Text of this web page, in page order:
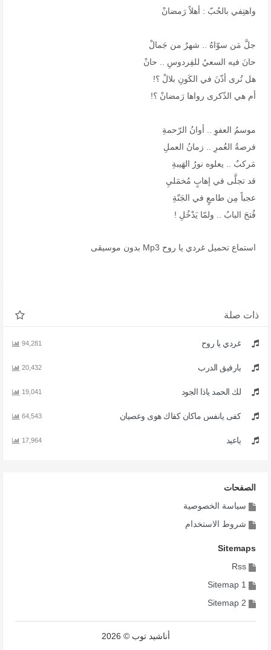
واهتِفي بالحُبّ : أهلاً رَمضانْ
جلَّ مَن سوّاهُ .. شهرٌ من جَمالْ
حانَ فيه السعيُ للفِردوسِ .. حانْ
هل تُرى أذّنَ في الكَونِ بلالْ ؟!
أم هي الذّكرى رواها رَمضانْ ؟!
موسمُ العفوِ .. أوانُ الرّحمةِ
فرصةُ العُمرِ .. زمانُ العملِ
مَركبٌ .. يعلوه نورُ الهَيبةِ
قد تجلَّى في إهابٍ مُخمَليِ
عجباً مِن طامعٍ في الجَنّةِ
فُتحَ البابُ .. ولمّا يَدْخُلِ !
استماع تحميل غردي يا روح Mp3 بدون موسيقى
ذات صلة
غردي يا روح 94,281
يارفيق الدرب 20,432
لك الحمد ياذا الجود 19,041
كفى يانفس ماكان كفاك هوى وعصيان 64,543
ياعيد 17,964
الصفحات
سياسة الخصوصية
شروط الاستخدام
Sitemaps
Rss
Sitemap 1
Sitemap 2
أناشيد توب © 2026